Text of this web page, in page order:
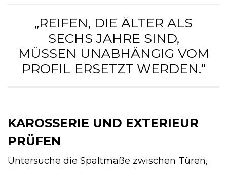
„REIFEN, DIE ÄLTER ALS
SECHS JAHRE SIND,
MÜSSEN UNABHÄNGIG VOM
PROFIL ERSETZT WERDEN.“
KAROSSERIE UND EXTERIEUR
PRÜFEN
Untersuche die Spaltmaße zwischen Türen,